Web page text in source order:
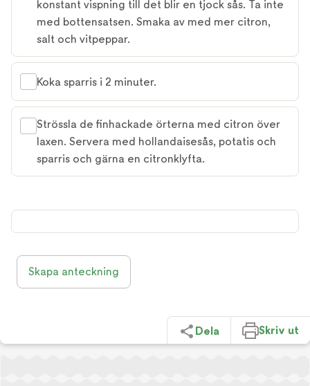
konstant vispning till det blir en tjock sås. Ta inte
med bottensatsen. Smaka av med mer citron,
salt och vitpeppar.
Koka sparris i 2 minuter.
Strössla de finhackade örterna med citron över
laxen. Servera med hollandaisesås, potatis och
sparris och gärna en citronklyfta.
Skapa anteckning
Dela Skriv ut